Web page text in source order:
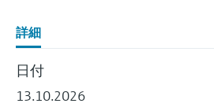
製品ツール
製品ファインダ
パドル式レベルスイッチ
サーボ式レベル計
汚泥界面センサおよび変換器
マルチポイント温度計
製品一覧
製品一覧
overheight detectors（車両の高
超過検出器）
すべての業界の注目
詳細
日付
13.10.2026